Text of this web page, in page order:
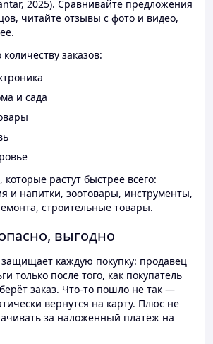
2025). Сравнивайте предложения
читайте отзывы с фото и видео,
заказов:
и сада
растут быстрее всего:
и напитки, зоотовары, инструменты,
строительные товары.
выгодно
защищает каждую покупку: продавец
только после того, как покупатель
заказ. Что-то пошло не так —
вернутся на карту. Плюс не
за наложенный платёж на